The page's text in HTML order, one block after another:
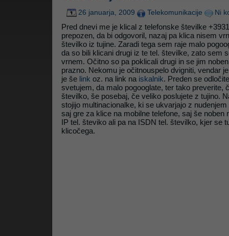
Litrop.net
26 januarja, 2009 Telekomunikacije Ni
Pred dnevi me je klical z telefonske številke
prepozen, da bi odgovoril, nazaj pa klica nisem
številko iz tujine. Zaradi tega sem raje malo
da so bili klicani drugi iz te tel. številke, zato sem
vrnem. Očitno so pa poklicali drugi in se jim
prazno. Nekomu je očitnouspelo dvigniti, vendar
je še link oz. na link na iskalnik. Preden se
svetujem, da malo pogooglate, ter tako preverite,
številko, še posebaj, če veliko poslujete z tujino.
stojijo multinacionalke, ki se ukvarjajo z
saj gre za klice na mobilne telefone, saj še noben
IP tel. števiko ali pa na ISDN tel. številko, kjer se
klicočega.